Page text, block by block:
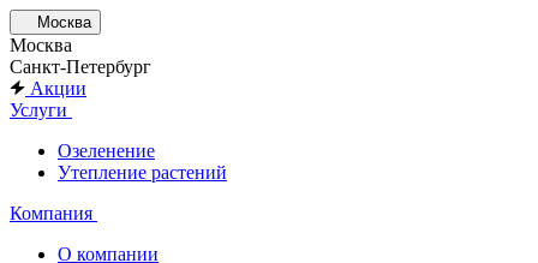
Москва
Москва
Санкт-Петербург
Акции
Услуги
Озеленение
Утепление растений
Компания
О компании